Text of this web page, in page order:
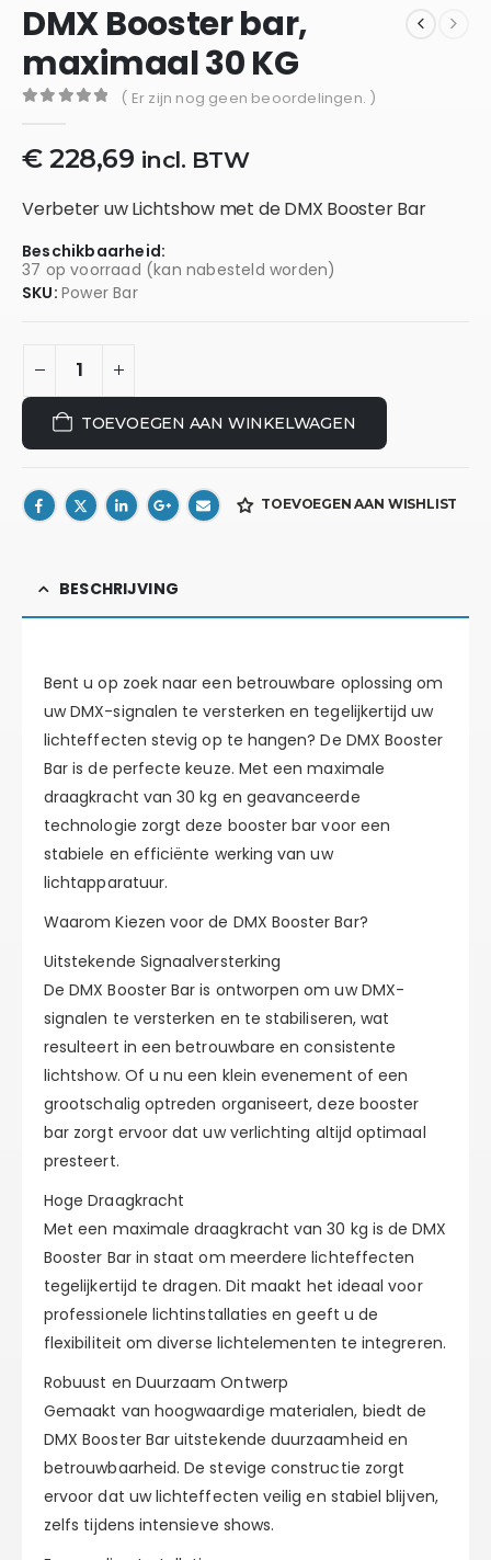
DMX Booster bar,
maximaal 30 KG
( Er zijn nog geen beoordelingen. )
€228,69 incl. BTW
Verbeter uw Lichtshow met de DMX Booster Bar
Beschikbaarheid:
37 op voorraad (kan nabesteld worden)
SKU: Power Bar
TOEVOEGEN AAN WINKELWAGEN
TOEVOEGEN AAN WISHLIST
BESCHRIJVING
Bent u op zoek naar een betrouwbare oplossing om
uw DMX-signalen te versterken en tegelijkertijd uw
lichteffecten stevig op te hangen? De DMX Booster
Bar is de perfecte keuze. Met een maximale
draagkracht van 30 kg en geavanceerde
technologie zorgt deze booster bar voor een
stabiele en efficiënte werking van uw
lichtapparatuur.
Waarom Kiezen voor de DMX Booster Bar?
Uitstekende Signaalversterking
De DMX Booster Bar is ontworpen om uw DMX-
signalen te versterken en te stabiliseren, wat
resulteert in een betrouwbare en consistente
lichtshow. Of u nu een klein evenement of een
grootschalig optreden organiseert, deze booster
bar zorgt ervoor dat uw verlichting altijd optimaal
presteert.
Hoge Draagkracht
Met een maximale draagkracht van 30 kg is de DMX
Booster Bar in staat om meerdere lichteffecten
tegelijkertijd te dragen. Dit maakt het ideaal voor
professionele lichtinstallaties en geeft u de
flexibiliteit om diverse lichtelementen te integreren.
Robuust en Duurzaam Ontwerp
Gemaakt van hoogwaardige materialen, biedt de
DMX Booster Bar uitstekende duurzaamheid en
betrouwbaarheid. De stevige constructie zorgt
ervoor dat uw lichteffecten veilig en stabiel blijven,
zelfs tijdens intensieve shows.